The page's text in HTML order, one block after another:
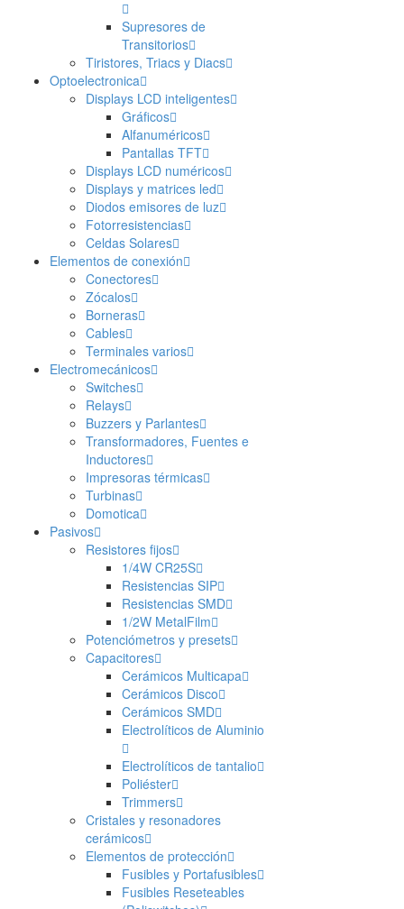
Supresores de
Transitorios
Tiristores, Triacs y Diacs
Optoelectronica
Displays LCD inteligentes
Gráficos
Alfanuméricos
Pantallas TFT
Displays LCD numéricos
Displays y matrices led
Diodos emisores de luz
Fotorresistencias
Celdas Solares
Elementos de conexión
Conectores
Zócalos
Borneras
Cables
Terminales varios
Electromecánicos
Switches
Relays
Buzzers y Parlantes
Transformadores, Fuentes e
Inductores
Impresoras térmicas
Turbinas
Domotica
Pasivos
Resistores fijos
1/4W CR25S
Resistencias SIP
Resistencias SMD
1/2W MetalFilm
Potenciómetros y presets
Capacitores
Cerámicos Multicapa
Cerámicos Disco
Cerámicos SMD
Electrolíticos de Aluminio
Electrolíticos de tantalio
Poliéster
Trimmers
Cristales y resonadores
cerámicos
Elementos de protección
Fusibles y Portafusibles
Fusibles Reseteables